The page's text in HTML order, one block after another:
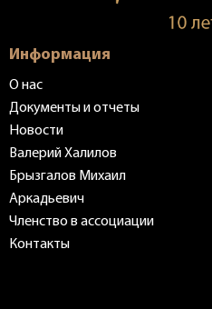
Информация
О нас
Документы и отчеты
Новости
Валерий Халилов
Брызгалов Михаил
Аркадьевич
Членство в ассоциации
Контакты